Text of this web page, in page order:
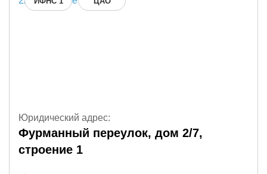
Юридический адрес:
Фурманный переулок, дом 2/7,
строение 1